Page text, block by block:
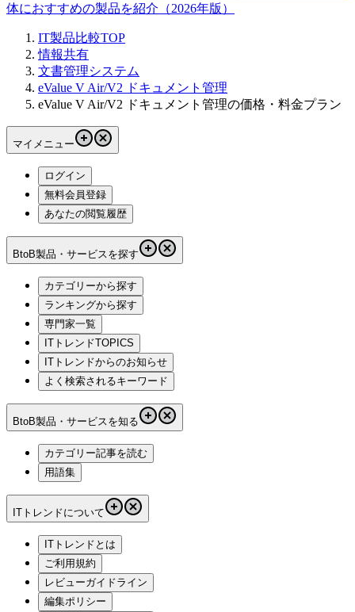
体におすすめの製品を紹介（2026年版）
IT製品比較TOP
情報共有
文書管理システム
eValue V Air/V2 ドキュメント管理
eValue V Air/V2 ドキュメント管理の価格・料金プラン
マイメニュー
ログイン
無料会員登録
あなたの閲覧履歴
BtoB製品・サービスを探す
カテゴリーから探す
ランキングから探す
専門家一覧
ITトレンドTOPICS
ITトレンドからのお知らせ
よく検索されるキーワード
BtoB製品・サービスを知る
カテゴリー記事を読む
用語集
ITトレンドについて
ITトレンドとは
ご利用規約
レビューガイドライン
編集ポリシー